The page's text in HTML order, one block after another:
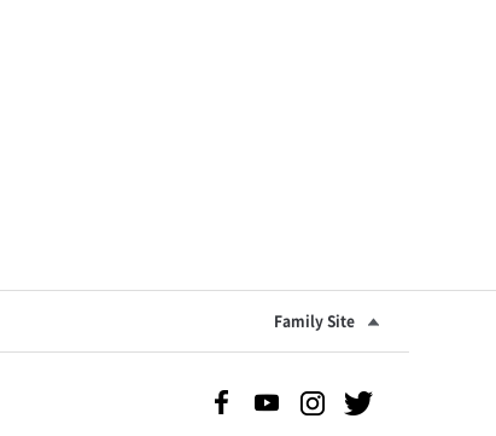
Family Site